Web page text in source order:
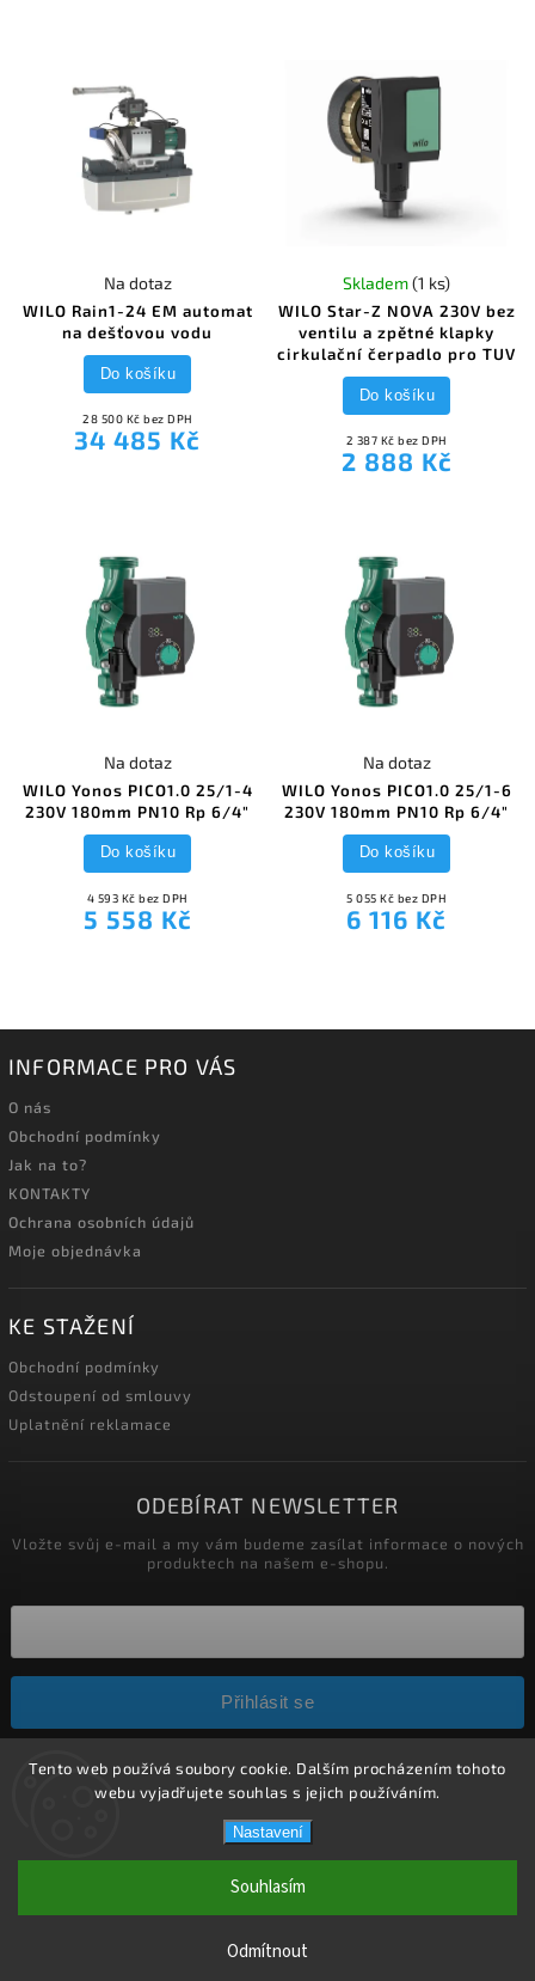
Tento web používá soubory cookie. Dalším procházením tohoto
webu vyjadřujete souhlas s jejich používáním.
Nastavení
Odmítnout
Souhlasím
WILO Rain1-24 EM automat
na dešťovou vodu
Na dotaz
28 500 Kč bez DPH
34 485 Kč
Do košíku
WILO Star-Z NOVA 230V bez
ventilu a zpětné klapky
cirkulační čerpadlo pro TUV
Skladem(1 ks)
2 387 Kč bez DPH
2 888 Kč
Do košíku
WILO Yonos PICO1.0 25/1-4
230V 180mm PN10 Rp 6/4"
Na dotaz
4 593 Kč bez DPH
5 558 Kč
Do košíku
WILO Yonos PICO1.0 25/1-6
230V 180mm PN10 Rp 6/4"
Na dotaz
5 055 Kč bez DPH
6 116 Kč
Do košíku
INFORMACE PRO VÁS
O nás
Obchodní podmínky
Jak na to?
KONTAKTY
Ochrana osobních údajů
Moje objednávka
KE STAŽENÍ
Obchodní podmínky
Odstoupení od smlouvy
Uplatnění reklamace
ODEBÍRAT NEWSLETTER
Vložte svůj e-mail a my vám budeme zasílat informace o nových
produktech na našem e-shopu.
Přihlásit se
Copyright 2026HELÍSEK stavební s.r.o.. Všechna práva
Upravit nastavení cookies
Weboo.eu